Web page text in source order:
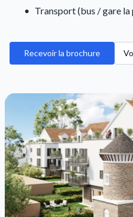
• Transport (bus / gare la
Recevoir la brochure